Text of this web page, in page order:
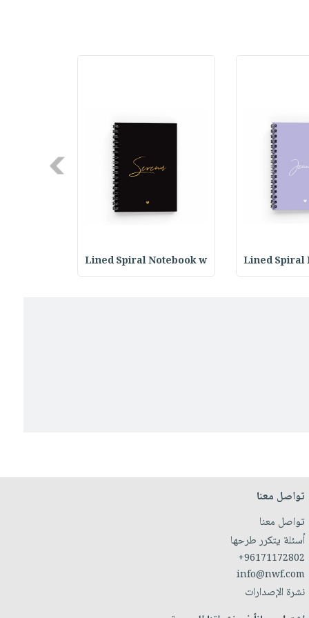
Lined Spiral
Lined Spiral Notebook w
Next
تواصل معنا
تواصل معنا
أسئلة يتكرر طرحها
+96171172802
info@nwf.com
نشرة الإصدارات